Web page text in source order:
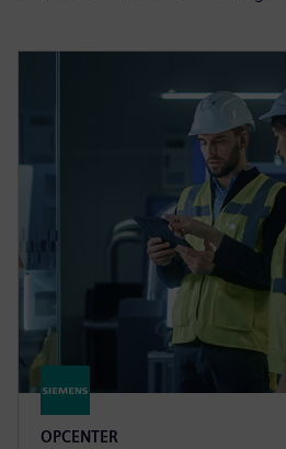
OPCENTER